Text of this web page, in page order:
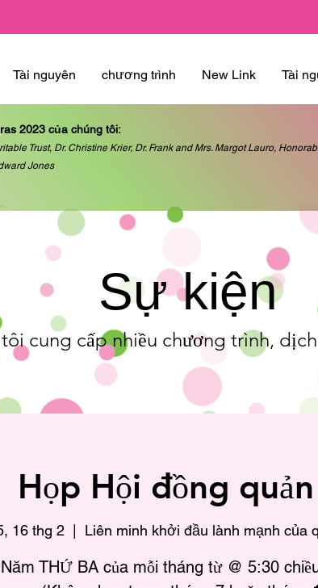
Tài nguyên chương trình New Link Tài
2023 của chúng tôi:
Trust, Dr. Christine Krier, Dr. Frank and Mrs. Margot Lauro,
Jones
Sự kiện
cung cấp nhiều chương trình, dịch
Họp Hội đồng
16 thg 2
  |
Liên minh khởi đầu lành mạnh của
THỨ BA của mỗi tháng từ @ 5:30